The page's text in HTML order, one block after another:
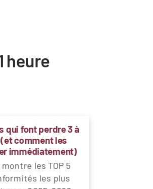
heure
qui font perdre 3 à
comment les
immédiatement)
les TOP 5
les plus